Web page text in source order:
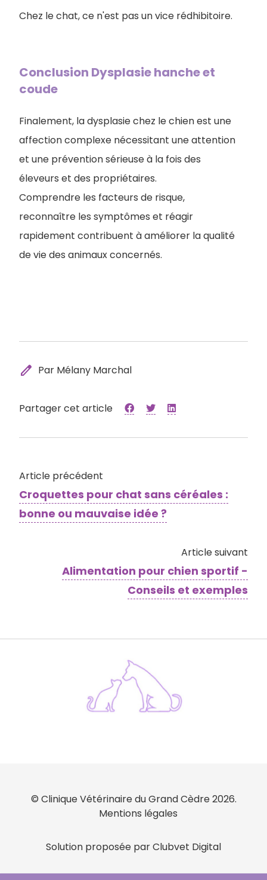
Chez le chat, ce n'est pas un vice rédhibitoire.
Conclusion Dysplasie hanche et
coude
Finalement, la dysplasie chez le chien est une
affection complexe nécessitant une attention
et une prévention sérieuse à la fois des
éleveurs et des propriétaires.
Comprendre les facteurs de risque,
reconnaître les symptômes et réagir
rapidement contribuent à améliorer la qualité
de vie des animaux concernés.
edit Par Mélany Marchal
Partager cet article
Article précédent
Croquettes pour chat sans céréales :
bonne ou mauvaise idée ?
Article suivant
Alimentation pour chien sportif -
Conseils et exemples
© Clinique Vétérinaire du Grand Cèdre 2026.
Mentions légales
Solution proposée par Clubvet Digital